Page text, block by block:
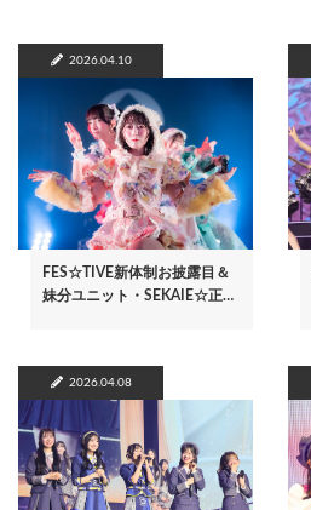
2026.04.10
FES☆TIVE新体制お披露目＆
妹分ユニット・SEKAIE☆正…
2026.04.08